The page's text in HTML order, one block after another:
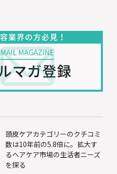
頭皮ケアカテゴリーのクチコミ
数は10年前の5.8倍に。拡大す
るヘアケア市場の生活者ニーズ
を探る